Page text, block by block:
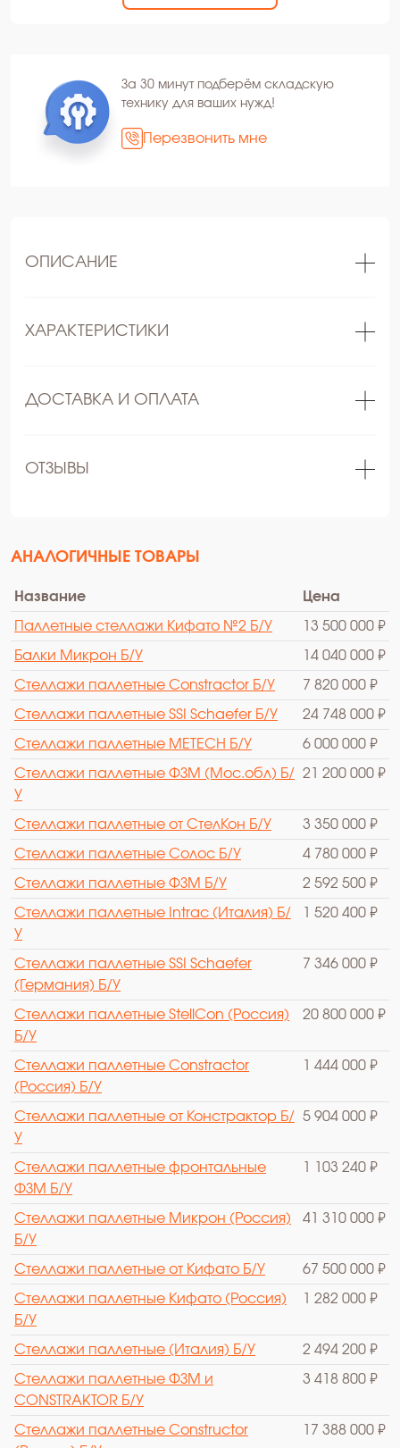
За 30 минут подберём складскую
технику для ваших нужд!
Перезвонить мне
ОПИСАНИЕ
ХАРАКТЕРИСТИКИ
ДОСТАВКА И ОПЛАТА
ОТЗЫВЫ
АНАЛОГИЧНЫЕ ТОВАРЫ
Название Цена
Паллетные стеллажи Кифато №2 Б/У 13 500 000 ₽
Балки Микрон Б/У 14 040 000 ₽
Стеллажи паллетные Constractor Б/У 7 820 000 ₽
Стеллажи паллетные SSI Schaefer Б/У 24 748 000 ₽
Стеллажи паллетные METECH Б/У 6 000 000 ₽
Стеллажи паллетные ФЗМ (Мос.обл) Б/
У
21 200 000 ₽
Стеллажи паллетные от СтелКон Б/У 3 350 000 ₽
Стеллажи паллетные Солос Б/У 4 780 000 ₽
Стеллажи паллетные ФЗМ Б/У 2 592 500 ₽
Стеллажи паллетные Intrac (Италия) Б/
У
1 520 400 ₽
Стеллажи паллетные SSI Schaefer
(Германия) Б/У
7 346 000 ₽
Стеллажи паллетные StellCon (Россия)
Б/У
20 800 000 ₽
Стеллажи паллетные Constractor
(Россия) Б/У
1 444 000 ₽
Стеллажи паллетные от Констрактор Б/
У
5 904 000 ₽
Стеллажи паллетные фронтальные
ФЗМ Б/У
1 103 240 ₽
Стеллажи паллетные Микрон (Россия)
Б/У
41 310 000 ₽
Стеллажи паллетные от Кифато Б/У 67 500 000 ₽
Стеллажи паллетные Кифато (Россия)
Б/У
1 282 000 ₽
Стеллажи паллетные (Италия) Б/У 2 494 200 ₽
Стеллажи паллетные ФЗМ и
CONSTRAKTOR Б/У
3 418 800 ₽
Стеллажи паллетные Constructor
17 388 000 ₽